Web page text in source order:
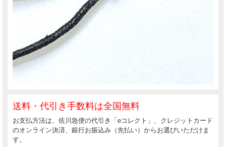
送料・代引き手数料は全国無料
お支払方法は、佐川急便の代引き「eコレクト」、クレジットカード
のオンライン決済、銀行お振込み（先払い）からお選びいただけま
す。